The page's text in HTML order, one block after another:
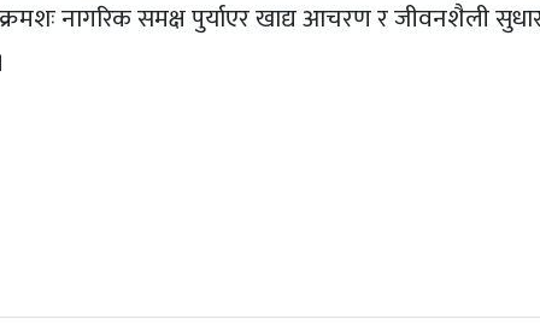
नागरिक समक्ष पुर्याएर खाद्य आचरण र जीवनशैली